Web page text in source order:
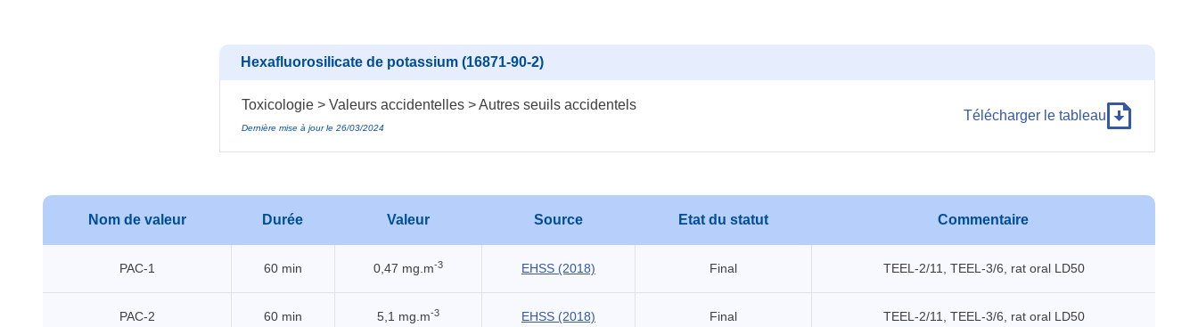
Hexafluorosilicate de potassium (16871-90-2)
Toxicologie > Valeurs accidentelles > Autres seuils accidentels
Dernière mise à jour le 26/03/2024
Télécharger le tableau
Nom de valeur Durée Valeur Source Etat du statut Commentaire
PAC-1 60 min 0,47 mg.m-3 EHSS (2018) Final TEEL-2/11, TEEL-3/6, rat oral LD50
PAC-2 60 min 5,1 mg.m-3 EHSS (2018) Final TEEL-2/11, TEEL-3/6, rat oral LD50